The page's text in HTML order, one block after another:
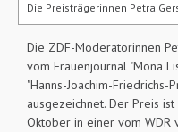
Die Preisträgerinnen Petra
Die ZDF-Moderatorinnen
vom Frauenjournal "Mona
"Hanns-Joachim-Friedrichs-
ausgezeichnet. Der Preis
Oktober in einer vom WDR